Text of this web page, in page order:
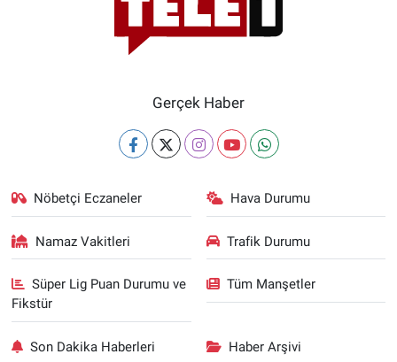
Gerçek Haber
Nöbetçi Eczaneler Hava Durumu
Namaz Vakitleri Trafik Durumu
Süper Lig Puan Durumu ve
Fikstür
Tüm Manşetler
Son Dakika Haberleri Haber Arşivi